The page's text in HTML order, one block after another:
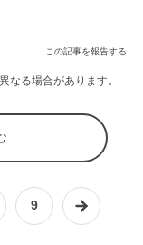
この記事を報告する
る場合があります。
9